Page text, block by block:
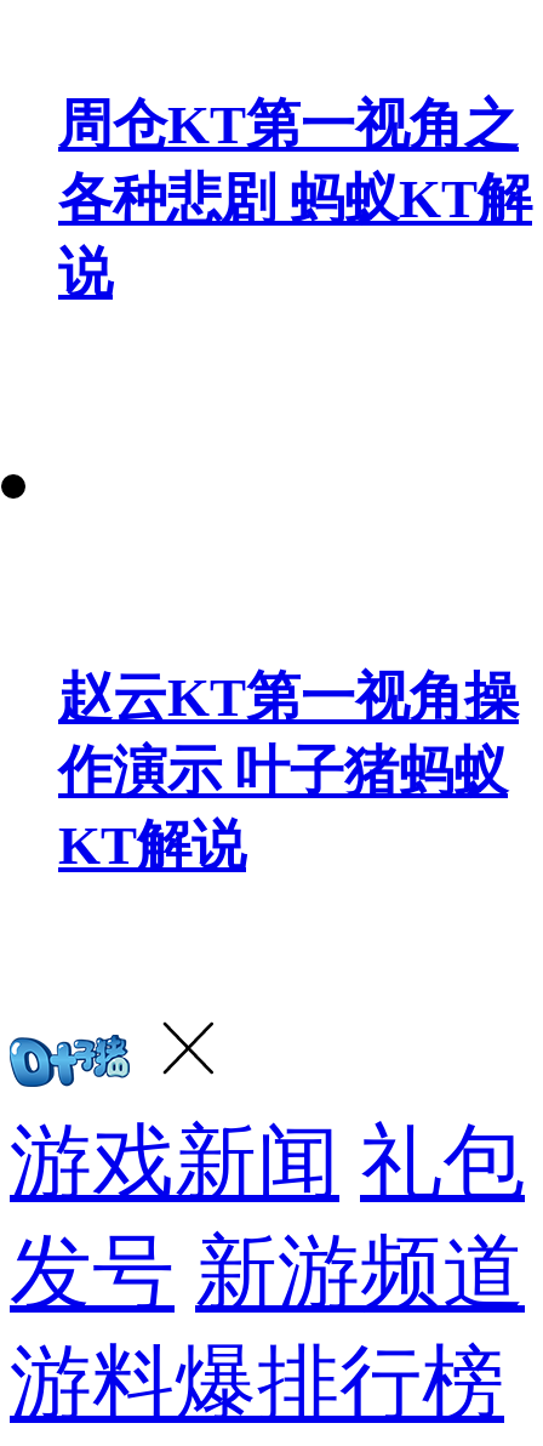
周仓KT第一视角之
各种悲剧 蚂蚁KT解
说
赵云KT第一视角操
作演示 叶子猪蚂蚁
KT解说
游戏新闻 礼包
发号 新游频道
游料爆排行榜